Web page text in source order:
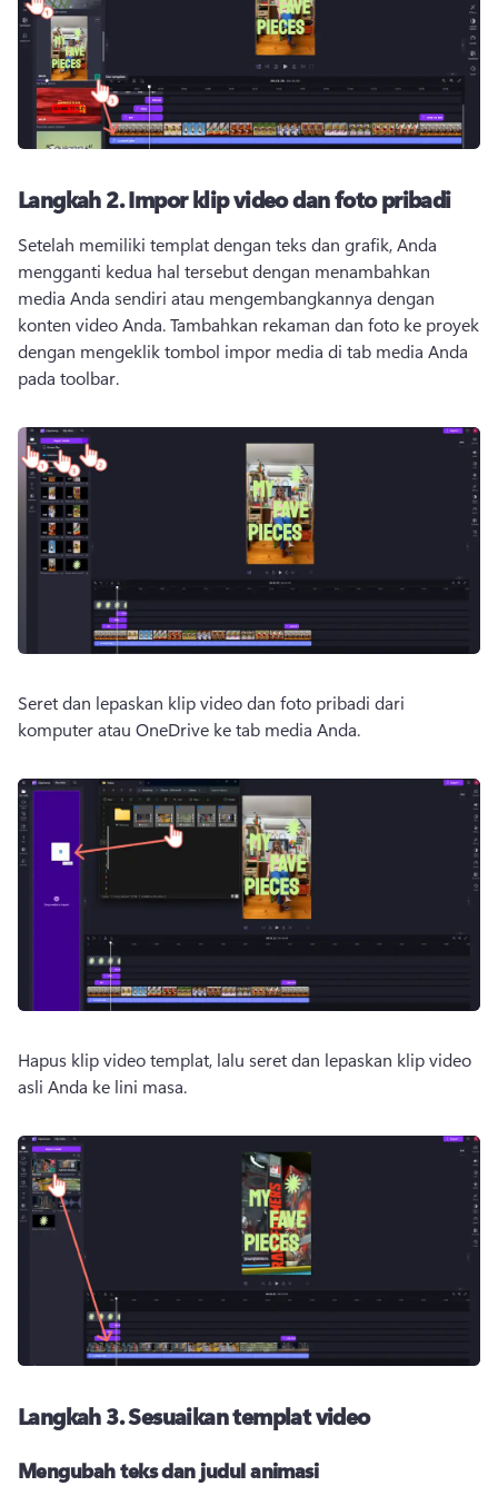
Langkah 2.Impor klip video dan foto pribadi
Setelah memiliki templat dengan teks dan grafik, Anda
mengganti kedua hal tersebut dengan menambahkan
media Anda sendiri atau mengembangkannya dengan
konten video Anda. Tambahkan rekaman dan foto ke proyek
dengan mengeklik tombol impor media di tab media Anda
pada toolbar.
Seret dan lepaskan klip video dan foto pribadi dari
komputer atau OneDrive ke tab media Anda.
Hapus klip video templat, lalu seret dan lepaskan klip video
asli Anda ke lini masa.
Langkah 3.Sesuaikan templat video
Mengubah teks dan judul animasi